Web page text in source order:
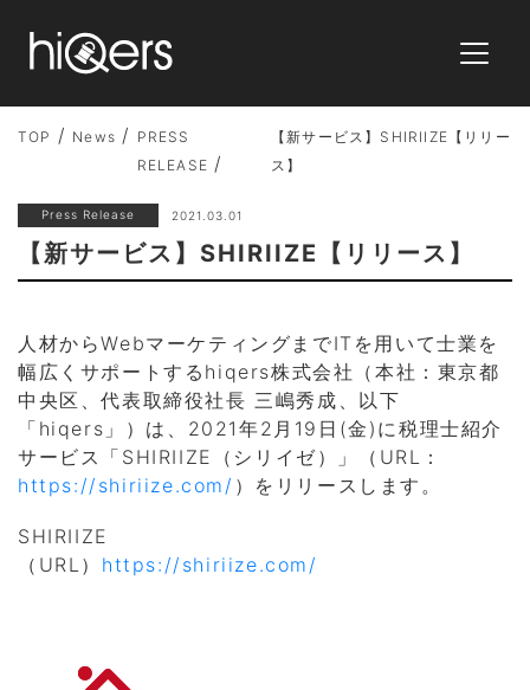
TOP News
PRESS
RELEASE
【新サービス】SHIRIIZE【リリー
ス】
Press Release 2021.03.01
【新サービス】SHIRIIZE【リリース】
人材からWebマーケティングまでITを用いて士業を
幅広くサポートするhiqers株式会社（本社：東京都
中央区、代表取締役社長 三嶋秀成、以下
「hiqers」）は、2021年2月19日(金)に税理士紹介
サービス「SHIRIIZE（シリイゼ）」（URL：
https://shiriize.com/ ）をリリースします。
SHIRIIZE
（URL） https://shiriize.com/